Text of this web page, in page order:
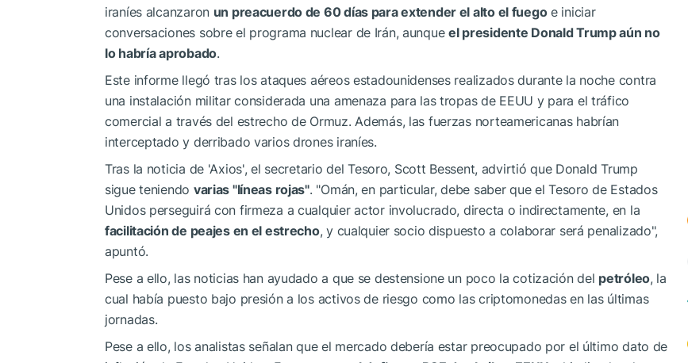
iraníes alcanzaron un preacuerdo de 60 días para extender el alto el fuegoe iniciar
conversaciones sobre el programa nuclear de Irán, aunqueel presidente Donald Trump aún no
lo habría aprobado.
Este informe llegó tras los ataques aéreos estadounidenses realizados durante la noche contra
una instalación militar considerada una amenaza para las tropas de EEUU y para el tráfico
comercial a través del estrecho de Ormuz. Además, las fuerzas norteamericanas habrían
interceptado y derribado varios drones iraníes.
Tras la noticia de 'Axios', el secretario del Tesoro, Scott Bessent, advirtió que Donald Trump
sigue teniendo varias "líneas rojas". "Omán, en particular, debe saber que el Tesoro de Estados
Unidos perseguirá con firmeza a cualquier actor involucrado, directa o indirectamente, en la
facilitación de peajes en el estrecho, y cualquier socio dispuesto a colaborar será penalizado",
apuntó.
Pese a ello, las noticias han ayudado a que se destensione un poco la cotización del petróleo, la
cual había puesto bajo presión a los activos de riesgo como las criptomonedas en las últimas
jornadas.
Pese a ello, los analistas señalan que el mercado debería estar preocupado por el último dato de